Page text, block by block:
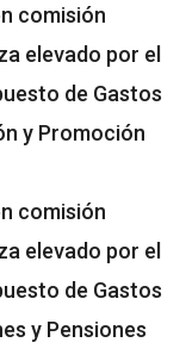
comisión
elevado por el
de Gastos
y Promoción
comisión
elevado por el
de Gastos
y Pensiones